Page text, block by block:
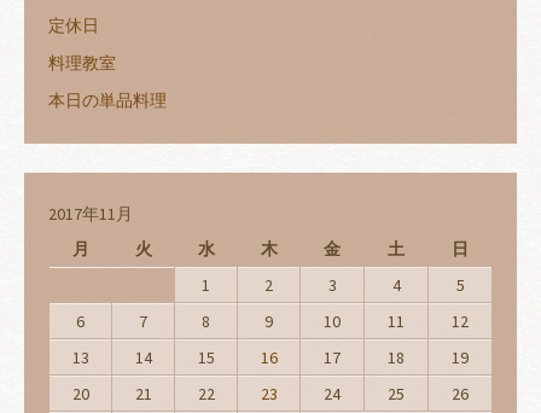
定休日
料理教室
本日の単品料理
2017年11月
月
火 水 木 金 土 日
1 2 3 4
5
6
7 8 9 10 11
12
13
14 15 16 17 18
19
20
21 22 23 24 25
26